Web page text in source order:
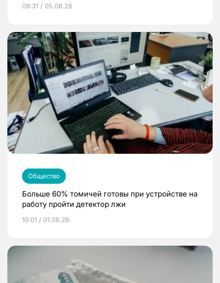
09:31 / 05.08.26
Общество
Больше 60% томичей готовы при устройстве на
работу пройти детектор лжи
10:01 / 01.08.26